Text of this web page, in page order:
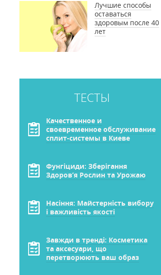
Лучшие способы
оставаться
здоровым после 40
лет
ТЕСТЫ
Качественное и
своевременное обслуживание
сплит-системы в Киеве
Фунгіциди: Зберігання
Здоров’я Рослин та Урожаю
Насіння: Майстерність вибору
і важливість якості
Завжди в тренді: Косметика
та аксесуари, що
перетворюють ваш образ